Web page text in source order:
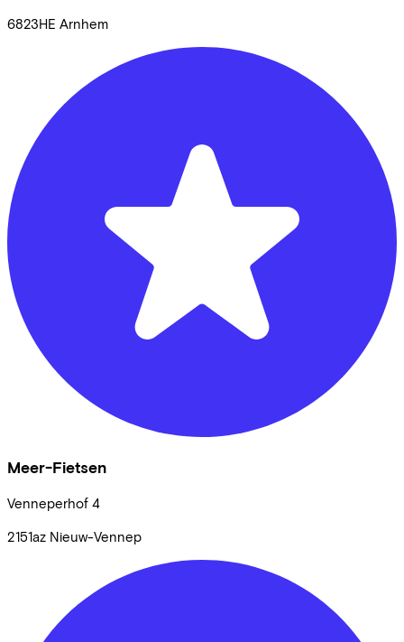
6823HE Arnhem
Meer-Fietsen
Venneperhof 4
2151az Nieuw-Vennep